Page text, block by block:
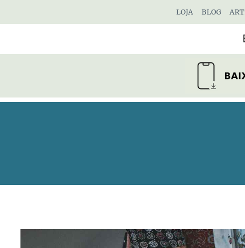
LOJA BLOG